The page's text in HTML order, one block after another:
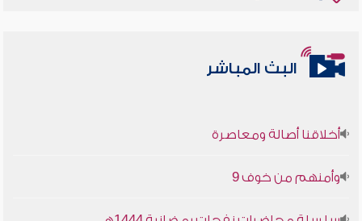
البث المباشر
أخلاقنا أصالة ومعاصرة
وأمنهم من خوف 9
سلسلة محاضرات نفحات رمضانية 1444هـ